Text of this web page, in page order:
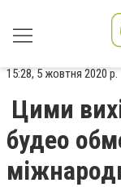
15:28, 5 жовтня 2020 р.
Цими
будео